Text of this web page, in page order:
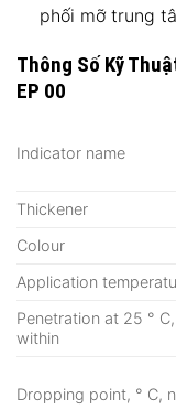
phối mỡ trung
Thông Số Kỹ
EP 00
Indicator name
Thickener
Colour
Application
Penetration at 25 ° С,
within
Dropping point, ° С,